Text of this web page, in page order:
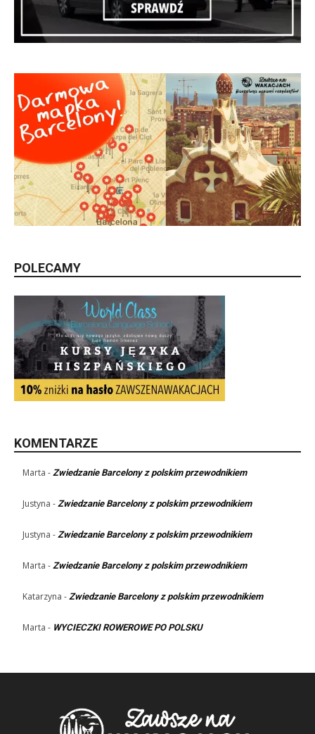
POLECAMY
KOMENTARZE
Marta - Zwiedzanie Barcelony z polskim przewodnikiem
Justyna - Zwiedzanie Barcelony z polskim przewodnikiem
Justyna - Zwiedzanie Barcelony z polskim przewodnikiem
Marta - Zwiedzanie Barcelony z polskim przewodnikiem
Katarzyna - Zwiedzanie Barcelony z polskim przewodnikiem
Marta - WYCIECZKI ROWEROWE PO POLSKU